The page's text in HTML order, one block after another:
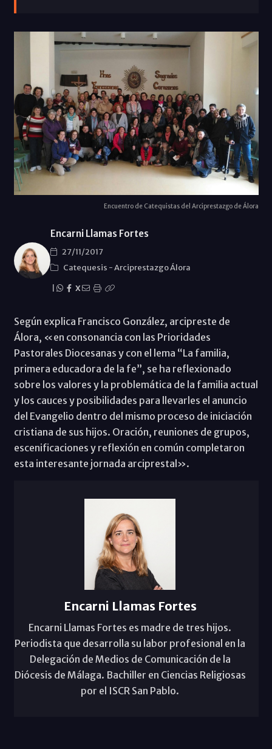
Encuentro de Catequistas del Arciprestazgo de Álora
Encarni Llamas Fortes
27/11/2017
Catequesis -Arciprestazgo Álora
X
Según explica Francisco González, arcipreste de
Álora, «en consonancia con las Prioridades
Pastorales Diocesanas y con el lema “La familia,
primera educadora de la fe”, se ha reflexionado
sobre los valores y la problemática de la familia actual
y los cauces y posibilidades para llevarles el anuncio
del Evangelio dentro del mismo proceso de iniciación
cristiana de sus hijos. Oración, reuniones de grupos,
escenificaciones y reflexión en común completaron
esta interesante jornada arciprestal».
Encarni Llamas Fortes
Encarni Llamas Fortes es madre de tres hijos.
Periodista que desarrolla su labor profesional en la
Delegación de Medios de Comunicación de la
Diócesis de Málaga. Bachiller en Ciencias Religiosas
por el ISCR San Pablo.